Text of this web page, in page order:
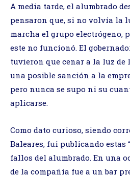
A media tarde, el alumbrado
pensaron que, si no volvía la
marcha el grupo electrógeno,
este no funcionó. El
tuvieron que cenar a la luz de
una posible sanción a la
pero nunca se supo ni su
aplicarse.
Como dato curioso, siendo
Baleares, fui publicando estas
fallos del alumbrado. En una
de la compañía fue a un bar